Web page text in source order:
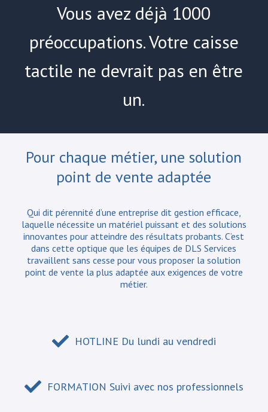
Vous avez déjà 1000
préoccupations. Votre caisse
tactile ne devrait pas en être
un.
Pour chaque métier, une solution
point de vente adaptée
Qui dit pérennité d’une entreprise dit gestion efficace,
laquelle nécessite un matériel puissant et des solutions
innovantes pour atteindre des résultats probants. C’est
dans cette optique que les équipes de DLS Services
travaillent sans cesse pour vous proposer la solution
point de vente la plus adaptée aux exigences de votre
métier.
HOTLINE Du lundi au vendredi
FORMATION Suivi avec nos professionnels